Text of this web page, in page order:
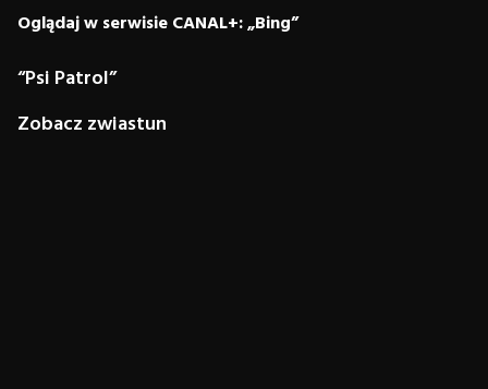
Oglądaj w serwisie CANAL+: „Bing”
“Psi Patrol”
Zobacz zwiastun